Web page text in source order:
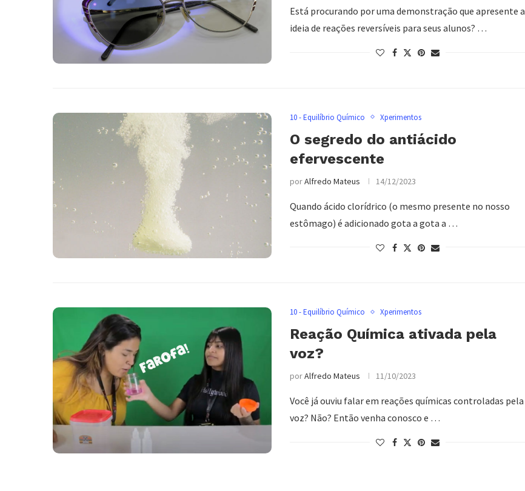
Está procurando por uma demonstração que apresente a
ideia de reações reversíveis para seus alunos? …
10 - Equilíbrio Químico Xperimentos
O segredo do antiácido
efervescente
porAlfredo Mateus 14/12/2023
Quando ácido clorídrico (o mesmo presente no nosso
estômago) é adicionado gota a gota a …
10 - Equilíbrio Químico Xperimentos
Reação Química ativada pela
voz?
porAlfredo Mateus 11/10/2023
Você já ouviu falar em reações químicas controladas pela
voz? Não? Então venha conosco e …